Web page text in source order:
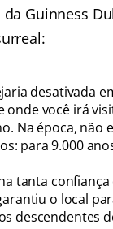
Guinness
desativada
onde você irá
Na época, não
para 9.000
tanta confiança
o local
descendentes